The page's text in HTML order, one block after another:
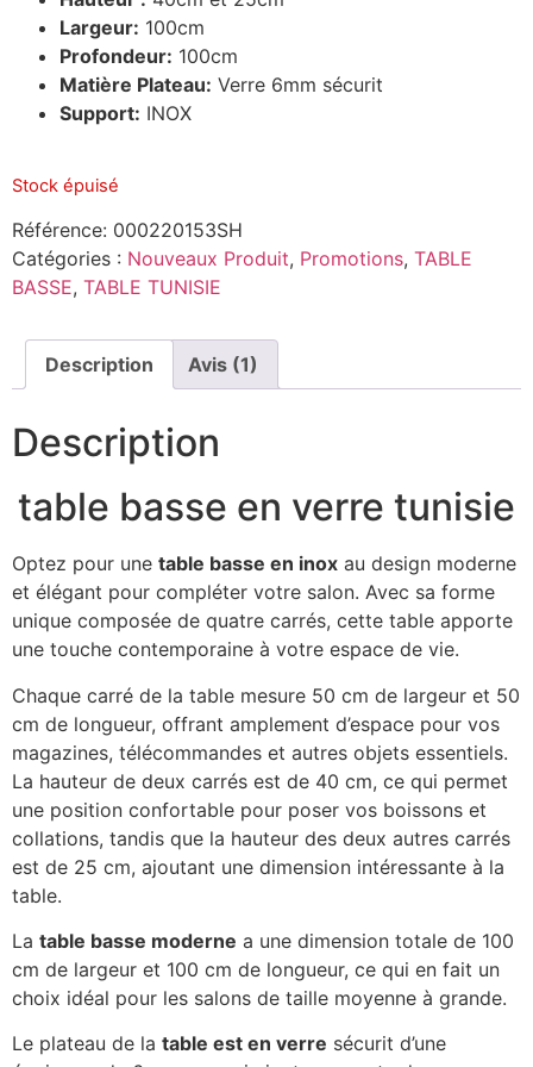
Largeur: 100cm
Profondeur: 100cm
Matière Plateau: Verre 6mm sécurit
Support: INOX
Stock épuisé
Référence: 000220153SH
Catégories : Nouveaux Produit, Promotions, TABLE
BASSE, TABLE TUNISIE
Description Avis (1)
Description
table basse en verre tunisie
Optez pour une table basse en inox au design moderne
et élégant pour compléter votre salon. Avec sa forme
unique composée de quatre carrés, cette table apporte
une touche contemporaine à votre espace de vie.
Chaque carré de la table mesure 50 cm de largeur et 50
cm de longueur, offrant amplement d’espace pour vos
magazines, télécommandes et autres objets essentiels.
La hauteur de deux carrés est de 40 cm, ce qui permet
une position confortable pour poser vos boissons et
collations, tandis que la hauteur des deux autres carrés
est de 25 cm, ajoutant une dimension intéressante à la
table.
La table basse moderne a une dimension totale de 100
cm de largeur et 100 cm de longueur, ce qui en fait un
choix idéal pour les salons de taille moyenne à grande.
Le plateau de la table est en verre sécurit d’une